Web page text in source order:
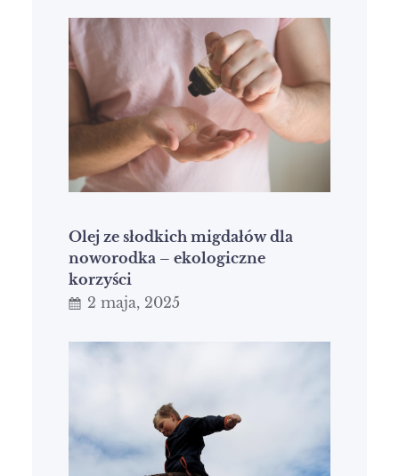
Olej ze słodkich migdałów dla
noworodka – ekologiczne
korzyści
2 maja, 2025